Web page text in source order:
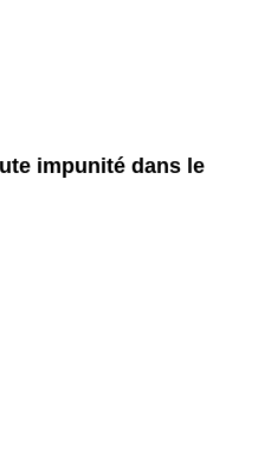
impunité dans le